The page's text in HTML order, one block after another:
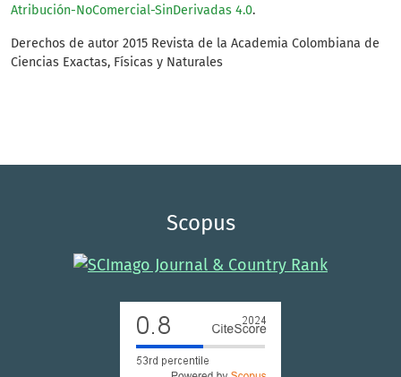
Atribución-NoComercial-SinDerivadas 4.0.
Derechos de autor 2015 Revista de la Academia Colombiana de
Ciencias Exactas, Físicas y Naturales
Scopus